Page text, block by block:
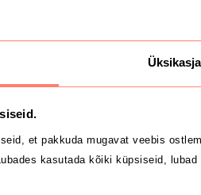
et pakkuda mugavat veebis
kasutada kõiki küpsiseid,